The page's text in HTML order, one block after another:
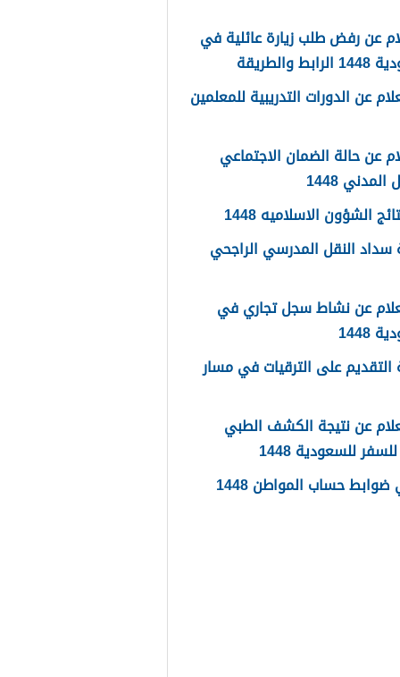
عن رفض طلب زيارة عائلية في
والطريقة
عن الدورات التدريبية للمعلمين
عن حالة الضمان الاجتماعي
1448
الشؤون الاسلاميه 1448
سداد النقل المدرسي الراجحي
عن نشاط سجل تجاري في
1448
على الترقيات في مسار
عن نتيجة الكشف الطبي
للسعودية 1448
حساب المواطن 1448